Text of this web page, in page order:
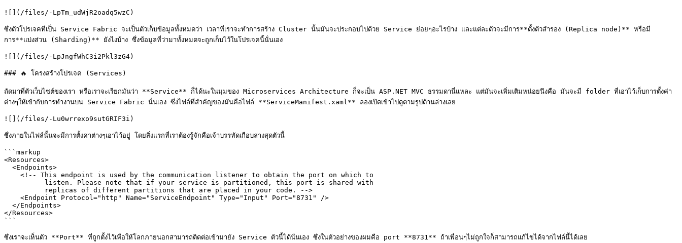
![](/files/-LpTm_udWjR2oadq5wzC)
ซึ่งตัวโปรเจคที่เป็น Service Fabric จะเป็นตัวเก็บข้อมูลทั้งหมดว่า เวลาที่เราจะทำการสร้าง Cluster นั้นมันจะประกอบไปด้วย Service ย่อยๆอะไรบ้าง และแต่ละตัวจะมีการ**ตั้งตัวสำรอง (Replica node)** หรือมี
การ**แบ่งส่วน (Sharding)** ยังไงบ้าง ซึ่งข้อมูลที่ว่ามาทั้งหมดจะถูกเก็บไว้ในโปรเจคนี้นั่นเอง
![](/files/-LpJngfWhC3i2Pkl3zG4)
### 🔥 โครงสร้างโปรเจค (Services)
ถัดมาที่ตัวเว็บไซต์ของเรา หรือเราจะเรียกมันว่า **Service** ก็ได้นะในมุมของ Microservices Architecture ก็จะเป็น ASP.NET MVC ธรรมดานี่แหละ แต่มันจะเพิ่มเติมหน่อยนึงคือ มันจะมี folder ที่เอาไว้เก็บการตั้งค่า
ต่างๆให้เข้ากับการทำงานบน Service Fabric นั่นเอง ซึ่งไฟล์ที่สำคัญของมันคือไฟล์ **ServiceManifest.xaml** ลองเปิดเข้าไปดูตามรูปด้านล่างเลย
![](/files/-Lu0wrrexo9sutGRIF3i)
ซึ่งภายในไฟล์นั้นจะมีการตั้งค่าต่างๆเอาไว้อยู่ โดยสิ่งแรกที่เราต้องรู้จักคือเจ้าบรรทัดเกือบล่างสุดตัวนี้
```markup
<Resources>
</Resources>
```
ซึ่งเราจะเห็นตัว **Port** ที่ถูกตั้งไว้เพื่อให้โลกภายนอกสามารถติดต่อเข้ามายัง Service ตัวนี้ได้นั่นเอง ซึ่งในตัวอย่างของผมคือ port **8731** ถ้าเพื่อนๆไม่ถูกใจก็สามารถแก้ไขได้จากไฟล์นี้ได้เลย